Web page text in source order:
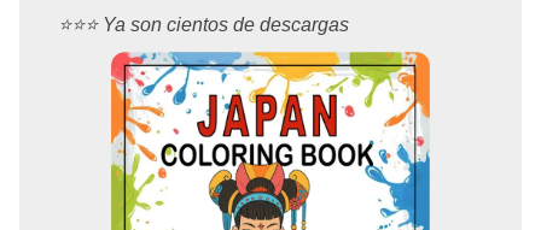
⭐️⭐️⭐️ Ya son cientos de descargas